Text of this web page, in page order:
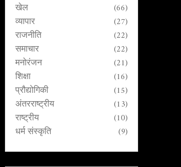
खेल (66)
व्यापार (27)
राजनीति (22)
समाचार (22)
मनोरंजन (21)
शिक्षा (16)
प्रौद्योगिकी (15)
अंतरराष्ट्रीय (13)
राष्ट्रीय (10)
धर्म संस्कृति (9)